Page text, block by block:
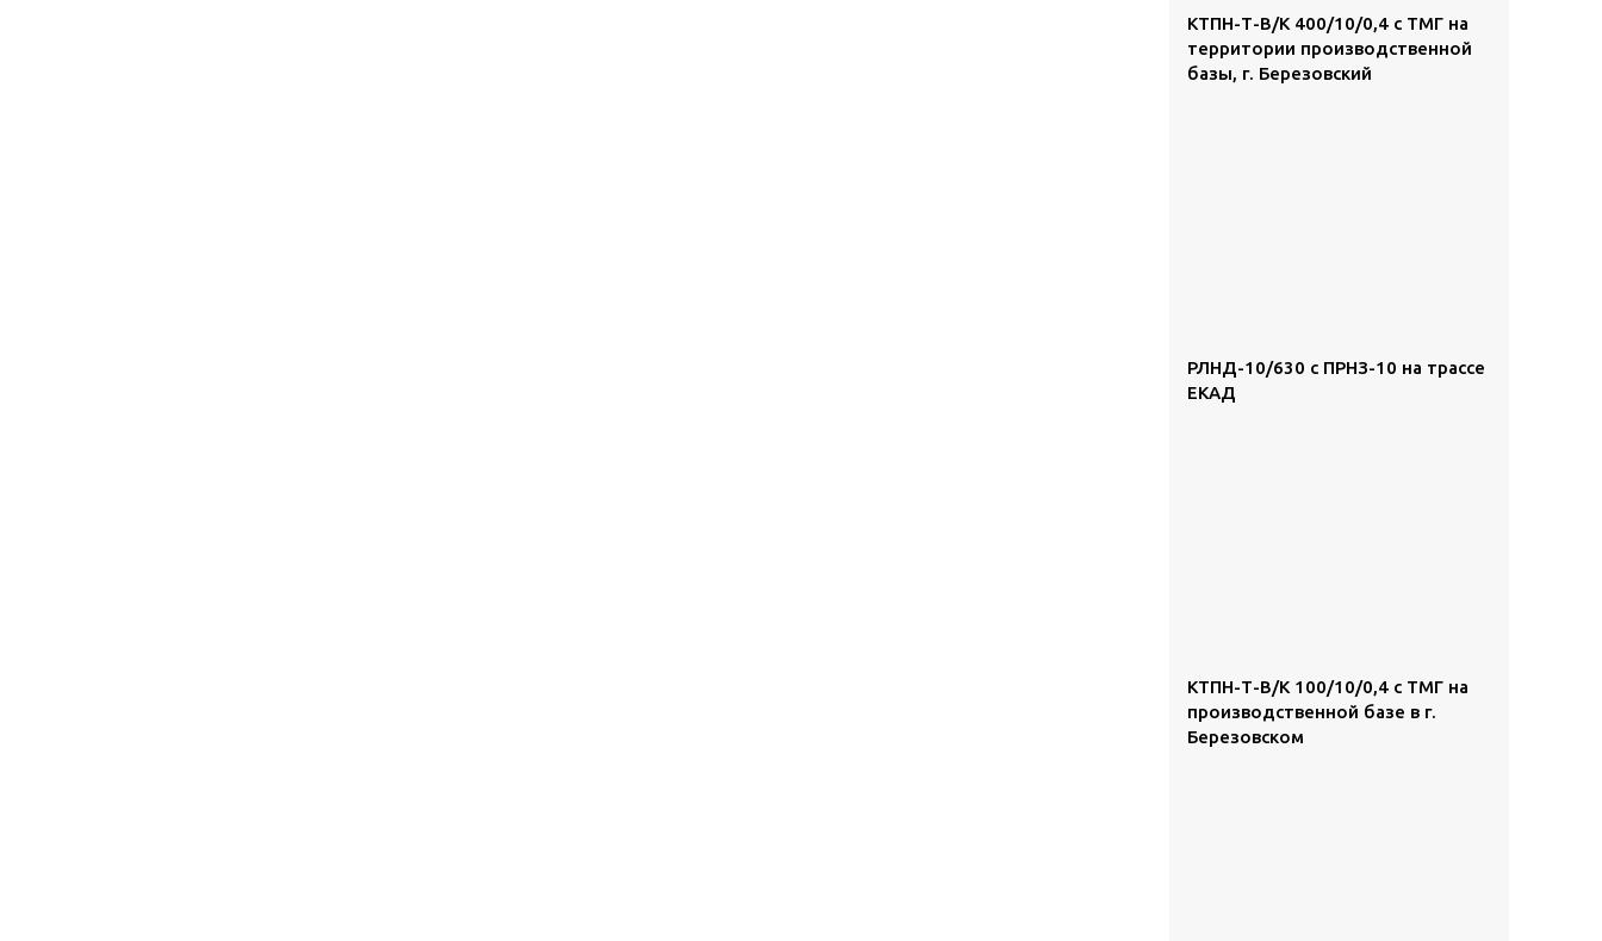
КТПН-Т-В/К 400/10/0,4 с ТМГ на
территории производственной
базы, г. Березовский
РЛНД-10/630 с ПРНЗ-10 на трассе
ЕКАД
КТПН-Т-В/К 100/10/0,4 с ТМГ на
производственной базе в г.
Березовском